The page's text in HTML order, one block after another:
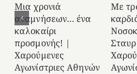
Μια χρονιά
αναμνήσεων… ένα
καλοκαίρι
προσμονής! |
Χαρούμενες
Αγωνίστριες Αθηνών
Με